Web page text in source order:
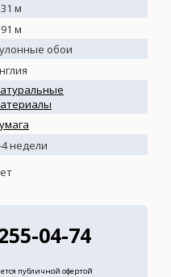
м
м
обои
недели
04-74
публичной офертой